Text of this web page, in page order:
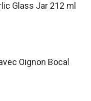
Glass Jar 212 ml
Oignon Bocal